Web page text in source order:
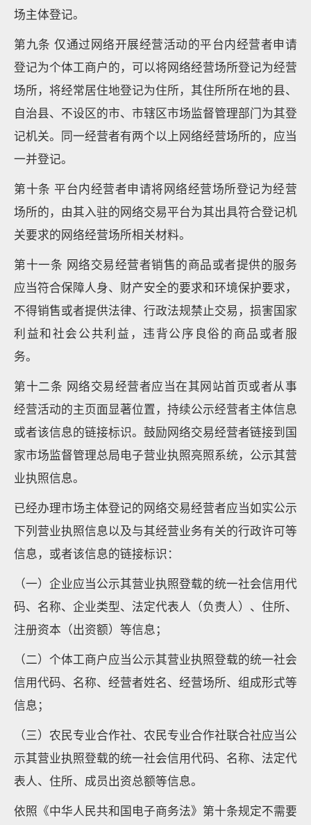
场主体登记。
第九条 仅通过网络开展经营活动的平台内经营者申请
登记为个体工商户的，可以将网络经营场所登记为经营
场所，将经常居住地登记为住所，其住所所在地的县、
自治县、不设区的市、市辖区市场监督管理部门为其登
记机关。同一经营者有两个以上网络经营场所的，应当
一并登记。
第十条 平台内经营者申请将网络经营场所登记为经营
场所的，由其入驻的网络交易平台为其出具符合登记机
关要求的网络经营场所相关材料。
第十一条 网络交易经营者销售的商品或者提供的服务
应当符合保障人身、财产安全的要求和环境保护要求，
不得销售或者提供法律、行政法规禁止交易，损害国家
利益和社会公共利益，违背公序良俗的商品或者服
务。
第十二条 网络交易经营者应当在其网站首页或者从事
经营活动的主页面显著位置，持续公示经营者主体信息
或者该信息的链接标识。鼓励网络交易经营者链接到国
家市场监督管理总局电子营业执照亮照系统，公示其营
业执照信息。
已经办理市场主体登记的网络交易经营者应当如实公示
下列营业执照信息以及与其经营业务有关的行政许可等
信息，或者该信息的链接标识：
（一）企业应当公示其营业执照登载的统一社会信用代
码、名称、企业类型、法定代表人（负责人）、住所、
注册资本（出资额）等信息；
（二）个体工商户应当公示其营业执照登载的统一社会
信用代码、名称、经营者姓名、经营场所、组成形式等
信息；
（三）农民专业合作社、农民专业合作社联合社应当公
示其营业执照登载的统一社会信用代码、名称、法定代
表人、住所、成员出资总额等信息。
依照《中华人民共和国电子商务法》第十条规定不需要